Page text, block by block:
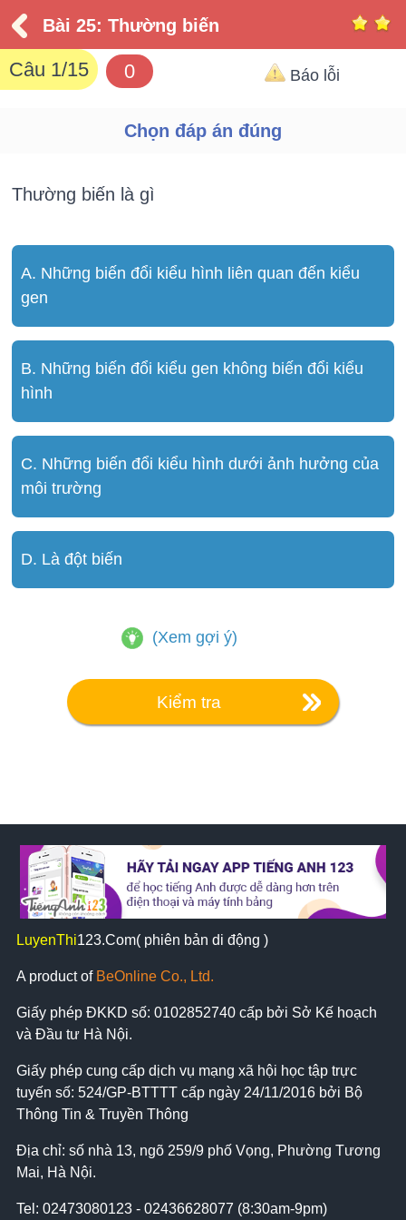
Bài 25: Thường biến
Câu 1/15 0 Báo lỗi
Chọn đáp án đúng
Thường biến là gì
A. Những biến đổi kiểu hình liên quan đến kiểu
gen
B. Những biến đổi kiểu gen không biến đổi kiểu
hình
C. Những biến đổi kiểu hình dưới ảnh hưởng của
môi trường
D. Là đột biến
(Xem gợi ý)
Kiểm tra
LuyenThi123.Com( phiên bản di động )
A product of BeOnline Co., Ltd.
Giấy phép ĐKKD số: 0102852740cấp bởi Sở Kế hoạch
và Đầu tư Hà Nội.
Giấy phép cung cấp dịch vụ mạng xã hội học tập trực
tuyến số: 524/GP-BTTTT cấp ngày 24/11/2016 bởi Bộ
Thông Tin & Truyền Thông
Địa chỉ: số nhà 13, ngõ 259/9 phố Vọng, Phường Tương
Mai, Hà Nội.
Tel: 02473080123 - 02436628077 (8:30am-9pm)